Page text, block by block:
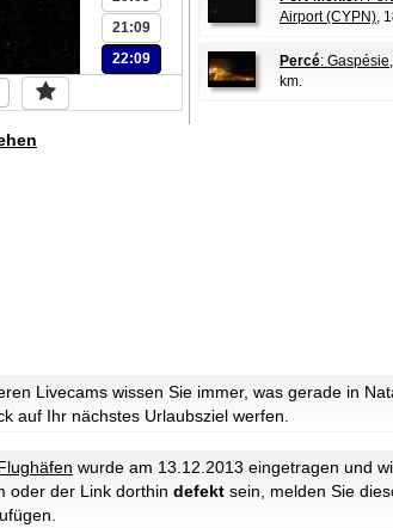
21:09
22:09
Airport (CYPN),
Percé: Gaspésie
km.
Livecams wissen Sie immer, was gerade in
auf Ihr nächstes Urlaubsziel werfen.
wurde am 13.12.2013 eingetragen und
oder der Link dorthin defekt sein, melden Sie